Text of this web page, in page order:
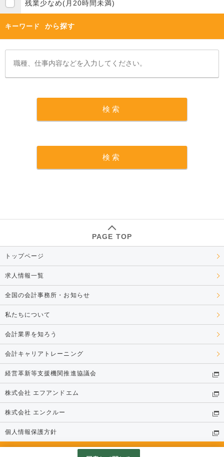
残業少なめ(月20時間未満)
キーワード から探す
PAGE TOP
トップページ
求人情報一覧
全国の会計事務所・お知らせ
私たちについて
会計業界を知ろう
会計キャリアトレーニング
経営革新等支援機関推進協議会
株式会社 エフアンドエム
株式会社 エンクルー
個人情報保護方針